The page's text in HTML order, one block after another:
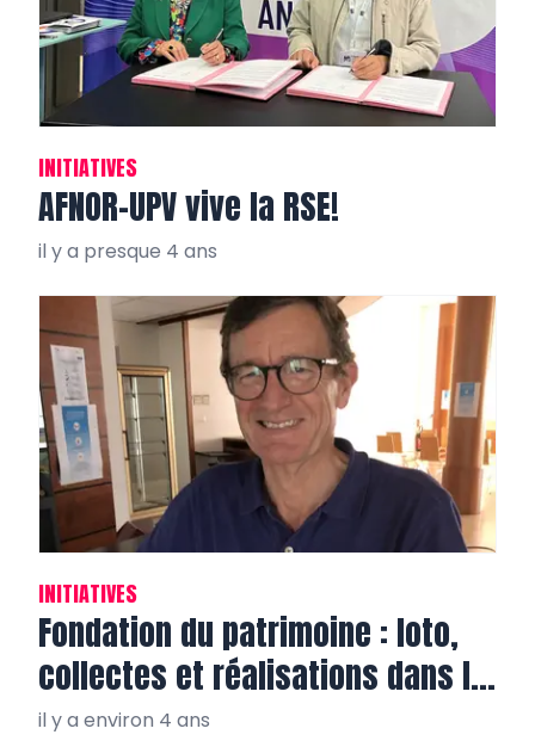
INITIATIVES
AFNOR-UPV vive la RSE!
il y a presque 4 ans
INITIATIVES
Fondation du patrimoine : loto,
collectes et réalisations dans le
Var!
il y a environ 4 ans